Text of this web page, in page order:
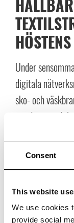
Consent
This website
We use cookies
provide social
Under
digitala
sko- och
inredning- och
Susanne